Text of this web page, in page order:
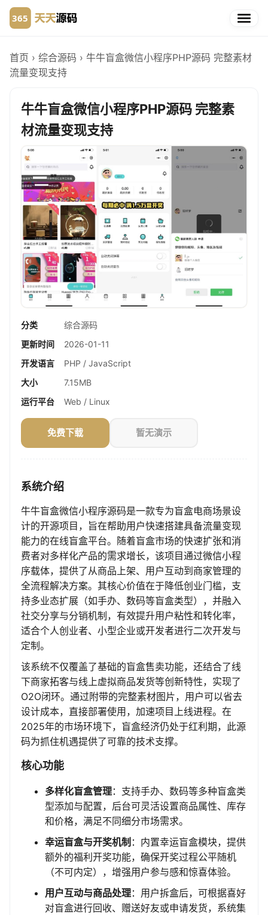
首页 › 综合源码 › 牛牛盲盒微信小程序PHP源码 完整素材
流量变现支持
牛牛盲盒微信小程序PHP源码 完整素
材流量变现支持
分类
综合源码
更新时间
2026-01-11
开发语言
PHP / JavaScript
大小
7.15MB
运行平台
Web / Linux
免费下载 暂无演示
系统介绍
牛牛盲盒微信小程序源码是一款专为盲盒电商场景设
计的开源项目，旨在帮助用户快速搭建具备流量变现
能力的在线盲盒平台。随着盲盒市场的快速扩张和消
费者对多样化产品的需求增长，该项目通过微信小程
序载体，提供了从商品上架、用户互动到商家管理的
全流程解决方案。其核心价值在于降低创业门槛，支
持多业态扩展（如手办、数码等盲盒类型），并融入
社交分享与分销机制，有效提升用户粘性和转化率，
适合个人创业者、小型企业或开发者进行二次开发与
定制。
该系统不仅覆盖了基础的盲盒售卖功能，还结合了线
下商家拓客与线上虚拟商品发货等创新特性，实现了
O2O闭环。通过附带的完整素材图片，用户可以省去
设计成本，直接部署使用，加速项目上线进程。在
2025年的市场环境下，盲盒经济仍处于红利期，此源
码为抓住机遇提供了可靠的技术支撑。
核心功能
多样化盲盒管理：支持手办、数码等多种盲盒类
型添加与配置，后台可灵活设置商品属性、库存
和价格，满足不同细分市场需求。
幸运盲盒与开奖机制 ：内置幸运盲盒模块，提供
额外的福利开奖功能，确保开奖过程公平随机
（不可内定），增强用户参与感和惊喜体验。
用户互动与商品处理：用户拆盒后，可根据喜好
对盲盒进行回收、赠送好友或申请发货，系统集